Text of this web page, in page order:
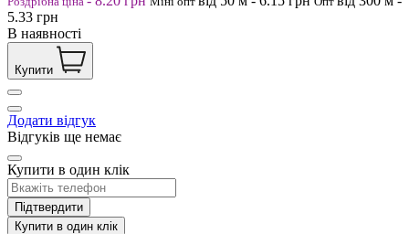
5.33 грн
В наявності
Купити
Додати відгук
Відгуків ще немає
Купити в один клік
Підтвердити
Купити в один клік